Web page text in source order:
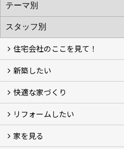
住宅会社のここを見て！
家づくりをはじめる前に
施主をラクさせる会社とは？
理想の家を建てるには？
新築したい
こだわり
大伸の家づくり体制
地熱＆太陽光の家
家づくりスケジュール
アフター・保証体制
快適な家づくり
建替えたい
リフォームしたい
小さなリフォーム
大きなリフォーム
ビフォーアフター
家を見る